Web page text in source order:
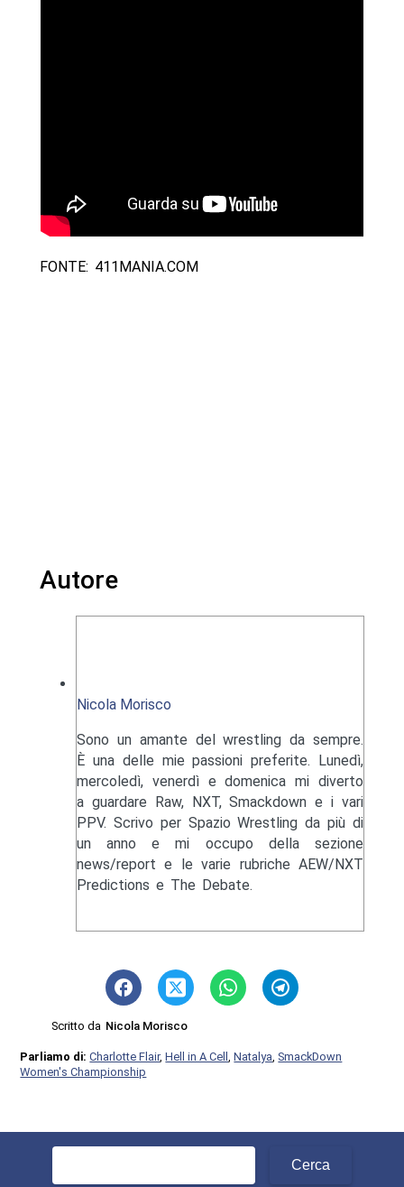
FONTE: 411MANIA.COM
Autore
Nicola Morisco
Sono un amante del wrestling da sempre.
È una delle mie passioni preferite. Lunedì,
mercoledì, venerdì e domenica mi diverto
a guardare Raw, NXT, Smackdown e i vari
PPV. Scrivo per Spazio Wrestling da più di
un anno e mi occupo della sezione
news/report e le varie rubriche AEW/NXT
Predictions e The Debate.
Scritto da Nicola Morisco
Parliamo di:Charlotte Flair,Hell in A Cell,Natalya,SmackDown
Women's Championship
Ricerca